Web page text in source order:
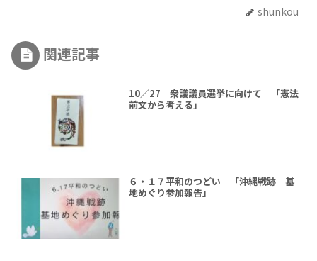
shunkou
関連記事
10／27 衆議議員選挙に向けて 「憲法
前文から考える」
６・１７平和のつどい 「沖縄戦跡 基
地めぐり参加報告」